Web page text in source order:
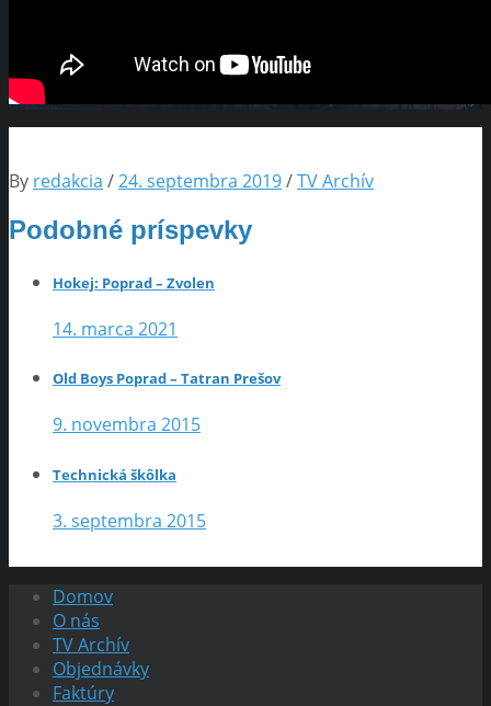
By redakcia /24. septembra 2019/TV Archív
Podobné príspevky
Hokej: Poprad – Zvolen
14. marca 2021
Old Boys Poprad – Tatran Prešov
9. novembra 2015
Technická škôlka
3. septembra 2015
Domov
O nás
TV Archív
Objednávky
Faktúry